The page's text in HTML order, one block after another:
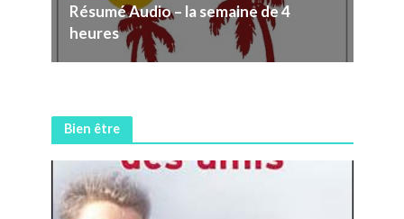
Résumé Audio – la semaine de 4
heures
Bien être